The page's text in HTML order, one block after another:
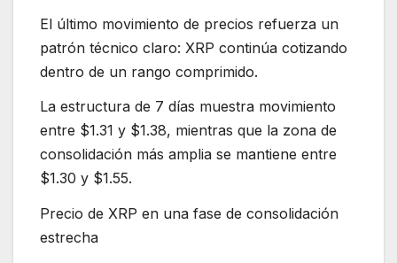
El último movimiento de precios refuerza un
patrón técnico claro: XRP continúa cotizando
dentro de un rango comprimido.
La estructura de 7 días muestra movimiento
entre $1.31 y $1.38, mientras que la zona de
consolidación más amplia se mantiene entre
$1.30 y $1.55.
Precio de XRP en una fase de consolidación
estrecha